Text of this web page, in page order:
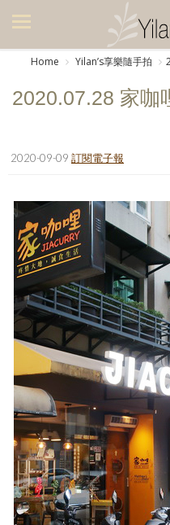
美食集
生活風
書房集
日記簿
餐桌週記
享樂隨手拍
照相簿
影音區
創意出版服務
歷史區
關於Yilan
Home Yilanʼs享樂隨手拍
2020.07.28 家咖
2020-09-09 訂閱電子報